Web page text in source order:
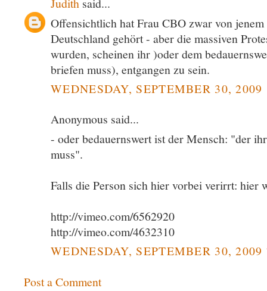
Judith said...
Offensichtlich hat Frau CBO zwar von
Deutschland gehört - aber die massiven
wurden, scheinen ihr )oder dem
briefen muss), entgangen zu sein.
WEDNESDAY, SEPTEMBER 30,
Anonymous said...
- oder bedauernswert ist der Mensch: "der
muss".
Falls die Person sich hier vorbei verirrt: hier
http://vimeo.com/6562920
http://vimeo.com/4632310
WEDNESDAY, SEPTEMBER 30,
Post a Comment